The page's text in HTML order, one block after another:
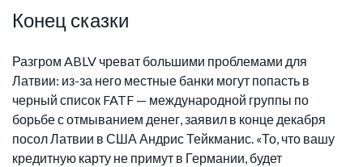
Конец сказки
Разгром ABLV чреват большими проблемами для
Латвии: из-за него местные банки могут попасть в
черный список FATF — международной группы по
борьбе с отмыванием денег, заявил в конце декабря
посол Латвии в США Андрис Тейкманис. «То, что вашу
кредитную карту не примут в Германии, будет